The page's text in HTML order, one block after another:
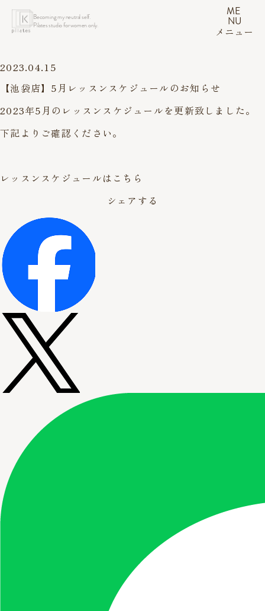
Becoming my neutral self.
Pilates studio for women only.
ME
NU
メニュー
2023.04.15
【池袋店】5月レッスンスケジュールのお知らせ
2023年5月のレッスンスケジュールを更新致しました。
下記よりご確認ください。
レッスンスケジュールはこちら
シェアする